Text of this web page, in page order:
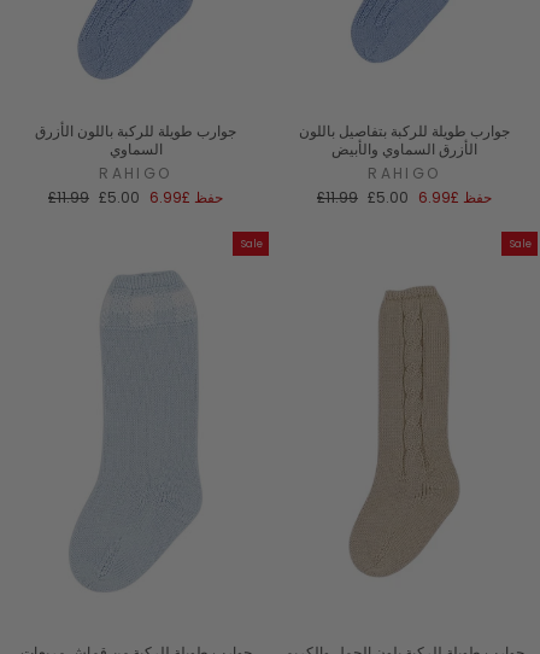
جوارب طويلة للركبة باللون الأزرق
السماوي
RAHIGO
السعر
£11.99 سعر
£5.00 حفظ £6.99
جوارب طويلة للركبة بتفاصيل باللون
الأزرق السماوي والأبيض
RAHIGO
السعر
£11.99 سعر
£5.00 حفظ £6.99
Sale Sale